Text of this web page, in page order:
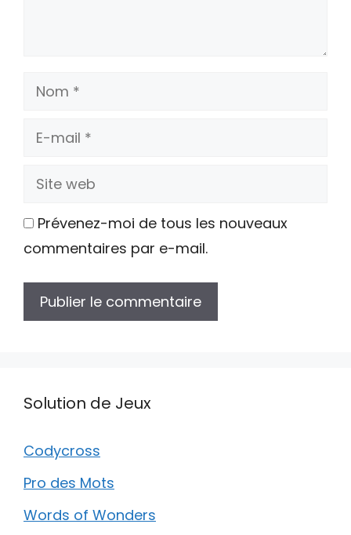
Nom
E-
Site
Prévenez-moi de tous les nouveaux
commentaires par e-mail.
Solution de Jeux
Codycross
Pro des Mots
Words of Wonders